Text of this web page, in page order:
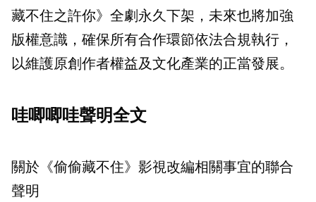
藏不住之許你》全劇永久下架，未來也將加強
版權意識，確保所有合作環節依法合規執行，
以維護原創作者權益及文化產業的正當發展。
哇唧唧哇聲明全文
關於《偷偷藏不住》影視改編相關事宜的聯合
聲明